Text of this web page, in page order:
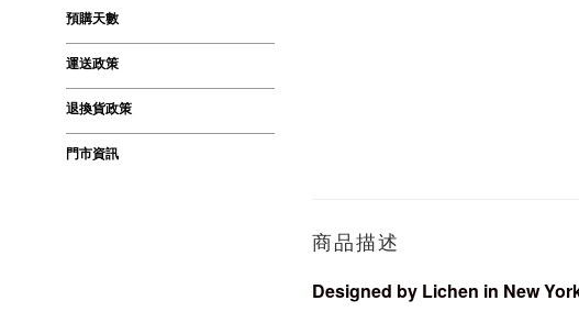
預購天數
運送政策
退換貨政策
門市資訊
商品描述
Designed by Lichen in New